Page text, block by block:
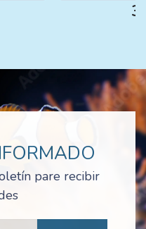
pare recibir